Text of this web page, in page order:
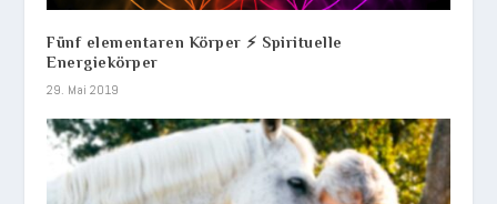
Fünf elementaren Körper ⚡ Spirituelle
Energiekörper
29. Mai 2019